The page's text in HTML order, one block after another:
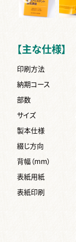
【主な仕様】
印刷方法
納期コース
部数
サイズ
製本仕様
綴じ方向
背幅（mm）
表紙用紙
表紙印刷